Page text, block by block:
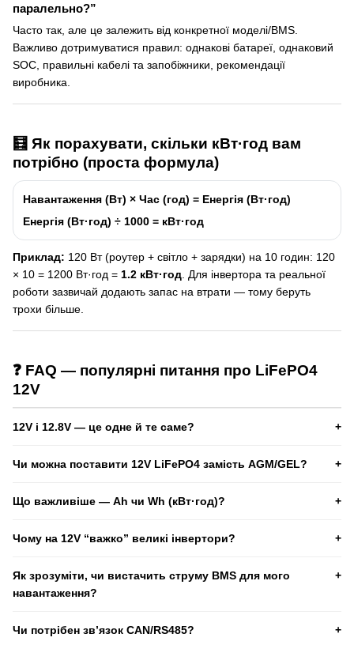
паралельно?”
Часто так, але це залежить від конкретної моделі/BMS.
Важливо дотримуватися правил: однакові батареї, однаковий
SOC, правильні кабелі та запобіжники, рекомендації
виробника.
🧮 Як порахувати, скільки кВт·год вам
потрібно (проста формула)
Навантаження (Вт) × Час (год) = Енергія (Вт·год)
Енергія (Вт·год) ÷ 1000 = кВт·год
Приклад: 120 Вт (роутер + світло + зарядки) на 10 годин: 120
× 10 = 1200 Вт·год = 1.2 кВт·год. Для інвертора та реальної
роботи зазвичай додають запас на втрати — тому беруть
трохи більше.
❓ FAQ — популярні питання про LiFePO4
12V
12V і 12.8V — це одне й те саме?
та зарядом до ~14.6V. Це стандарт для LiFePO4.
Чи можна поставити 12V LiFePO4 замість AGM/GEL?
Важливо, щоб зарядний пристрій/контролер мали режим
Що важливіше — Ah чи Wh (кВт·год)?
напруги може вводити в оману.
Чому на 12V “важко” великі інвертори?
втрати й вимоги до проводки, BMS та запобіжників. Для 2–3
кВт і вище часто раціональніше 24V/48V.
Як зрозуміти, чи вистачить струму BMS для мого
навантаження?
BMS. Якщо струму недостатньо — можливі відключення
Чи потрібен зв’язок CAN/RS485?